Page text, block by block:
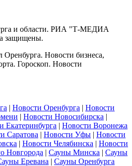
и области. РИА "Т-МЕДИА
защищены.
Новости бизнеса,
Гороскоп. Новости
| Новости Оренбурга | Новости
| Новости Новосибирска |
Екатеринбурга | Новости Воронежа
Саратова | Новости Уфы | Новости
| Новости Челябинска | Новости
Новгорода | Сауны Минска | Сауны
Еревана | Сауны Оренбурга